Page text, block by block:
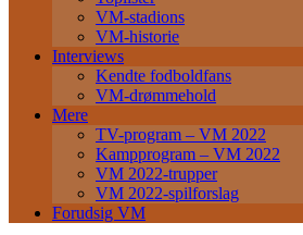
VM-stadions
VM-historie
Interviews
Kendte fodboldfans
VM-drømmehold
Mere
TV-program – VM 2022
Kampprogram – VM 2022
VM 2022-trupper
VM 2022-spilforslag
Forudsig VM